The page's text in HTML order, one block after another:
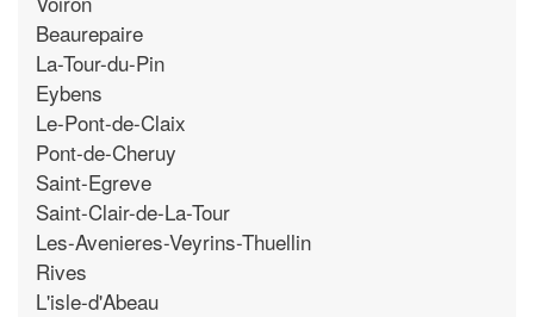
Beaurepaire
La-Tour-du-Pin
Eybens
Le-Pont-de-Claix
Pont-de-Cheruy
Saint-Egreve
Saint-Clair-de-La-Tour
Les-Avenieres-Veyrins-Thuellin
Rives
L'isle-d'Abeau